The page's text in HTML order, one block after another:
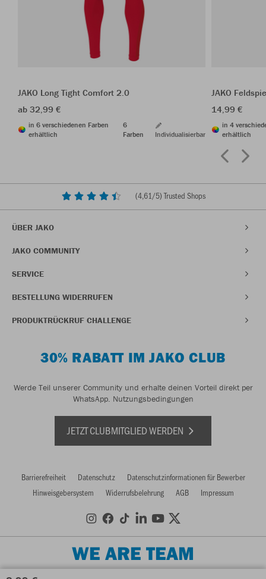
JAKO Long Tight Comfort 2.0
ab 32,99 €
in 6 verschiedenen Farben
erhältlich
6
Farben
Individualisierbar
JAKO
14,99 €
in 4
erhältlich
(4,61/5) Trusted Shops
ÜBER JAKO
JAKO COMMUNITY
SERVICE
BESTELLUNG WIDERRUFEN
PRODUKTRÜCKRUF CHALLENGE
30% RABATT IM JAKO CLUB
Werde Teil unserer Community und erhalte deinen Vorteil direkt per
WhatsApp. Nutzungsbedingungen
JETZT CLUBMITGLIED WERDEN
Barrierefreiheit Datenschutz
Datenschutzinformationen für Bewerber
Hinweisgebersystem
Widerrufsbelehrung AGB Impressum
WE ARE TEAM